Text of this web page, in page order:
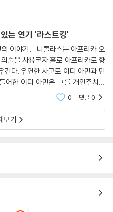
는 연기 '라스트킹'
이야기. 니콜라스는 아프리카 오
술을 사용코자 홀로 아프리카로 향
간다. 우연한 사고로 이디 아민과 만
어한 이디 아민은 그를 개인주치의
력자로 변모하는 이디 아민의 신임
0 댓글0
보기